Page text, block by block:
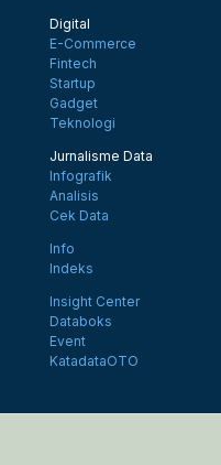
Digital
E-Commerce
Fintech
Startup
Gadget
Teknologi
Jurnalisme Data
Infografik
Analisis
Cek Data
Info
Indeks
Insight Center
Databoks
Event
KatadataOTO